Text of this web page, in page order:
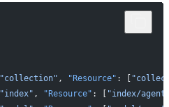
"collection" , "Resource" : [
"index" , "Resource" : [ "index/